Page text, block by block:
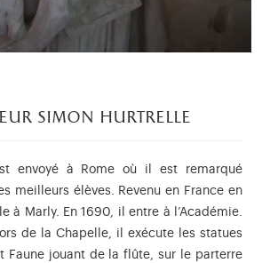
simon hurtrelle
envoyé à Rome où il est remarqué
meilleurs élèves. Revenu en France en
à Marly. En 1690, il entre à l’Académie.
de la Chapelle, il exécute les statues
Faune jouant de la flûte, sur le parterre